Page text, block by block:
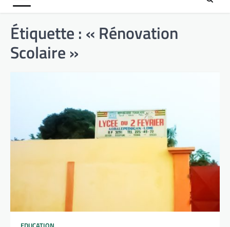
Étiquette : « Rénovation
Scolaire »